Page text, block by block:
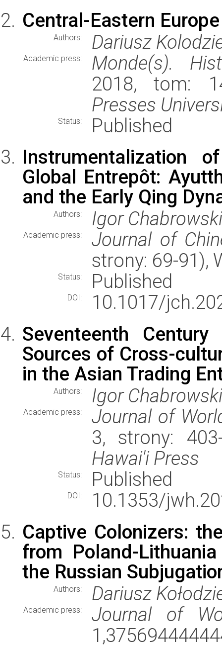
Central-Eastern
Authors: Dariusz
Academic press:
Monde(s).
2018, tom:
Presses
Status:
Published
Instrumentalization
Global Entrepôt:
and the Early Qing
Authors: Igor Chabrowski
Academic press:
Journal of
strony: 69-91),
Status: Published
DOI:
10.1017/
Seventeenth
Sources of Cross-
in the Asian Trading
Authors: Igor Chabrowski
Academic press:
Journal of
3, strony:
Hawai'i Press
Status: Published
DOI:
10.1353/
Captive Colonizers:
from Poland-
the Russian
Authors: Dariusz
Academic press:
Journal of